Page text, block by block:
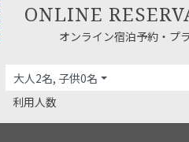
ONLINE
オンライン宿泊予約・プ
大人2名, 子供0名
利用人数